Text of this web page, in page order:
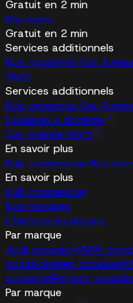
Gratuit en 2 min
Ma moto
Gratuit en 2 min
Services additionnels
Nos garanties Car
Watt
Services additionnels
Nos garanties Car
Livraison à domicile
Car Avenue Watt
En savoir plus
Hub concession Nos
En savoir plus
Hub concession
Nos marques
L'histoire du groupe
Par marque
Audi occasionBMW
occasionJeep occasion
occasionRenault
Par marque